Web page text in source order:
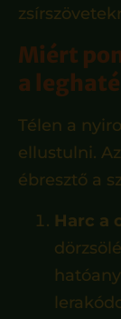
Miért
a
Télen a
ellustulni.
ébresztő a
Harc a